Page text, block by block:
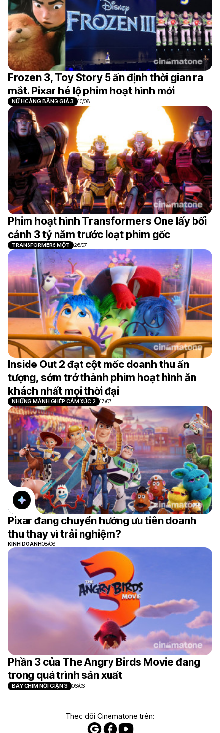
Frozen 3, Toy Story 5 ấn định thời gian ra
mắt. Pixar hé lộ phim hoạt hình mới
NỮ HOÀNG BĂNG GIÁ 3 10/08
Phim hoạt hình Transformers One lấy bối
cảnh 3 tỷ năm trước loạt phim gốc
TRANSFORMERS MỘT 26/07
Inside Out 2 đạt cột mốc doanh thu ấn
tượng, sớm trở thành phim hoạt hình ăn
khách nhất mọi thời đại
NHỮNG MẢNH GHÉP CẢM XÚC 2 17/07
Pixar đang chuyển hướng ưu tiên doanh
thu thay vì trải nghiệm?
KINH DOANH08/06
Phần 3 của The Angry Birds Movie đang
trong quá trình sản xuất
BẦY CHIM NỔI GIẬN 3 06/06
Theo dõi Cinematone trên: